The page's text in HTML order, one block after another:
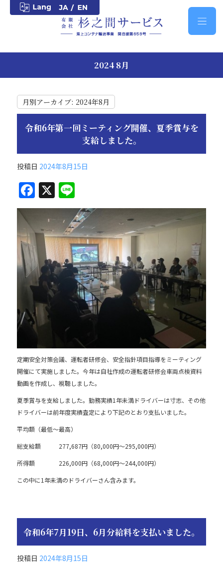
2024 8月
月別アーカイブ: 2024年8月
令和6年第一回ミーティング開催、夏季賞与を
支給しました。
投稿日 2024年8月15日
F
a
c
e
b
o
o
k
X Li
n
e
定期安全対策会議、運転者研修会、安全指針項目指導をミーティング
開催にて実施しました。今年は自社作成の運転者研修会車両点検資料
動画を作成し、視聴しました。
夏季賞与を支給しました。勤務実績1年未満ドライバーは寸志、その他
ドライバーは前年度実績査定により下記のとおり支払いました。
平均額（最低～最高）
総支給額 277,687円（80,000円～295,000円）
所得額 226,000円（68,000円～244,000円）
この中に1年未満のドライバーさん含みます。
令和6年7月19日、6月分給料を支払いました。
投稿日 2024年8月15日